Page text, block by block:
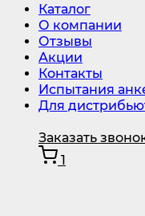
Каталог
О компании
Отзывы
Акции
Контакты
Испытания
Для
Заказать
1